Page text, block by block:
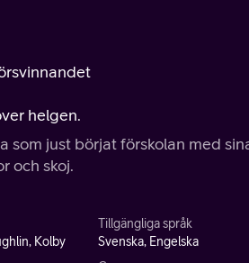
helgen.
som just börjat förskolan med
och skoj.
Kolby
Tillgängliga språk
Svenska, Engelska